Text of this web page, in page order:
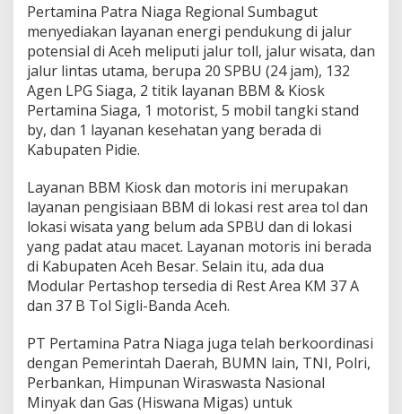
Pertamina Patra Niaga Regional Sumbagut
menyediakan layanan energi pendukung di jalur
potensial di Aceh meliputi jalur toll, jalur wisata, dan
jalur lintas utama, berupa 20 SPBU (24 jam), 132
Agen LPG Siaga, 2 titik layanan BBM & Kiosk
Pertamina Siaga, 1 motorist, 5 mobil tangki stand
by, dan 1 layanan kesehatan yang berada di
Kabupaten Pidie.
Layanan BBM Kiosk dan motoris ini merupakan
layanan pengisiaan BBM di lokasi rest area tol dan
lokasi wisata yang belum ada SPBU dan di lokasi
yang padat atau macet. Layanan motoris ini berada
di Kabupaten Aceh Besar. Selain itu, ada dua
Modular Pertashop tersedia di Rest Area KM 37 A
dan 37 B Tol Sigli-Banda Aceh.
PT Pertamina Patra Niaga juga telah berkoordinasi
dengan Pemerintah Daerah, BUMN lain, TNI, Polri,
Perbankan, Himpunan Wiraswasta Nasional
Minyak dan Gas (Hiswana Migas) untuk